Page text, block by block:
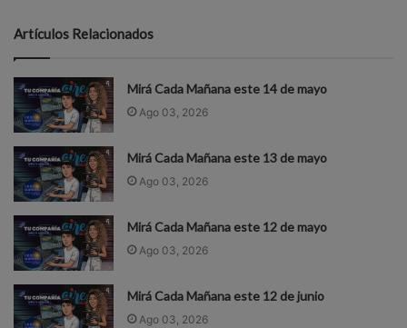
Artículos Relacionados
Mirá Cada Mañana este 14 de mayo
Ago 03, 2026
Mirá Cada Mañana este 13 de mayo
Ago 03, 2026
Mirá Cada Mañana este 12 de mayo
Ago 03, 2026
Mirá Cada Mañana este 12 de junio
Ago 03, 2026